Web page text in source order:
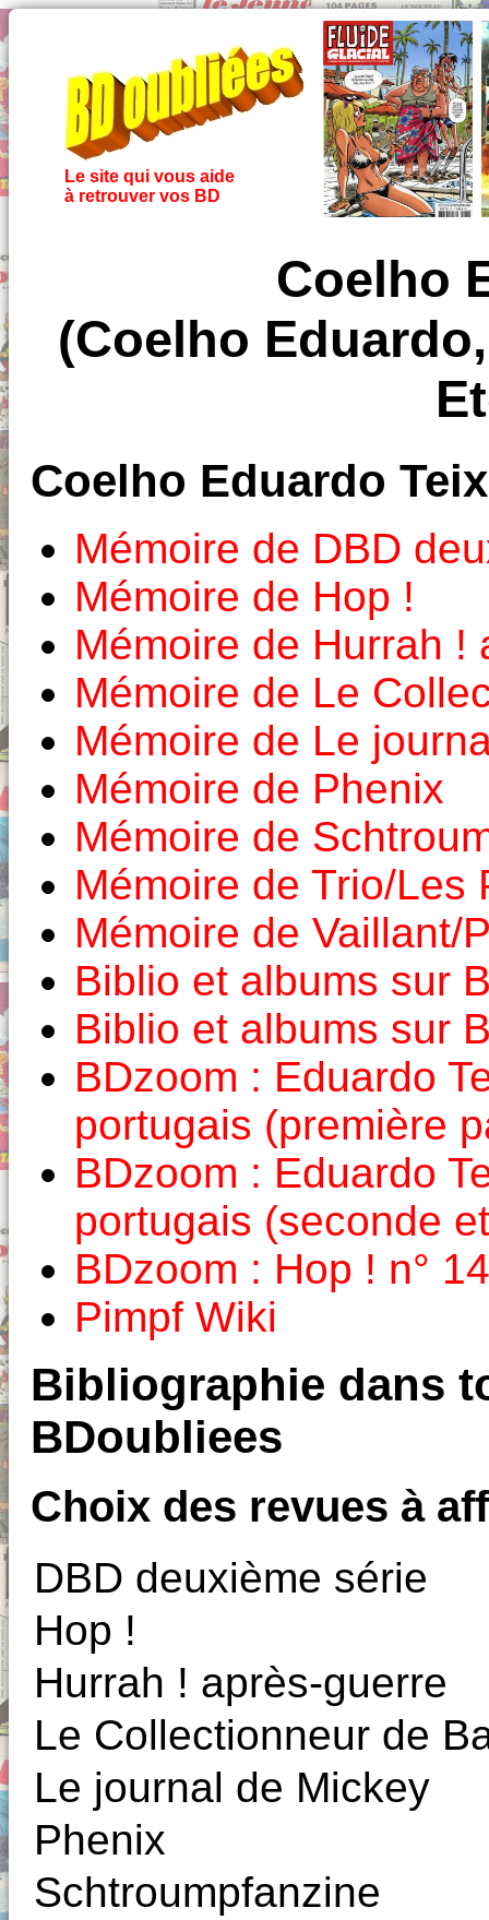
Le site qui vous aide
à retrouver vos BD
Coelho
(Coelho
Coelho Eduardo
Mémoire de DBD
Mémoire de Hop !
Mémoire de Hurrah !
Mémoire de Le
Mémoire de Le
Mémoire de Phenix
Mémoire de
Mémoire de Trio/Les
Mémoire de Vaillant/
Biblio et albums sur
Biblio et albums sur
BDzoom : Eduardo
portugais (première
BDzoom : Eduardo
portugais (seconde
BDzoom : Hop ! n°
Pimpf Wiki
Bibliographie dans
BDoubliees
Choix des revues à
DBD deuxième série
Hop !
Hurrah ! après-guerre
Le Collectionneur de
Le journal de Mickey
Phenix
Schtroumpfanzine